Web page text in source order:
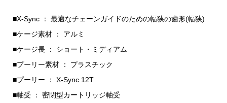
■X-Sync ： 最適なチェーンガイドのための幅狭の歯形(幅狭)
■ケージ素材 ： アルミ
■ケージ長 ： ショート・ミディアム
■プーリー素材 ： プラスチック
■プーリー ： X-Sync 12T
■軸受 ： 密閉型カートリッジ軸受